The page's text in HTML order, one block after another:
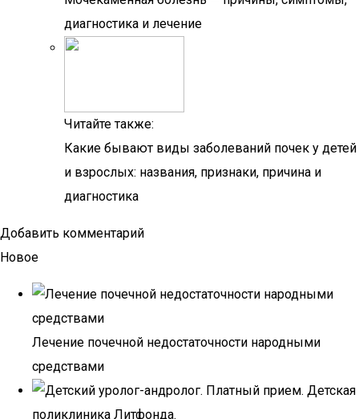
диагностика и лечение
Читайте также:
Какие бывают виды заболеваний почек у детей
и взрослых: названия, признаки, причина и
диагностика
Добавить комментарий
Новое
Лечение почечной недостаточности народными
средствами